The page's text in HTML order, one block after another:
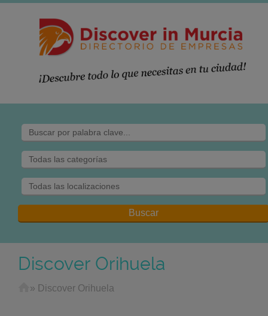
Discover Orihuela
Home
» Discover Orihuela